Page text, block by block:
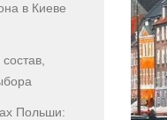
в Киеве
Польши: